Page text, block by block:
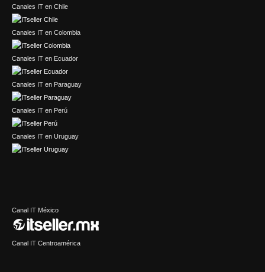
Canales IT en Chile
Canales IT en Colombia
Canales IT en Ecuador
Canales IT en Paraguay
Canales IT en Perú
Canales IT en Uruguay
Canal IT México
Canal IT Centroamérica